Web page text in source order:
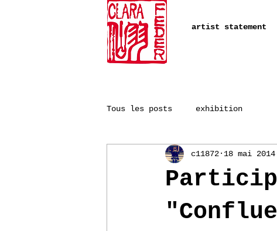
artist statement
Tous les posts exhibition
c11872 18 mai 2014